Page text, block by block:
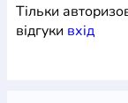
Тільки
відгуки вхiд